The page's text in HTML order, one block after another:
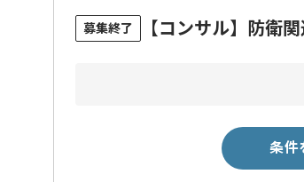
募集終了 【コンサル】防衛
条件